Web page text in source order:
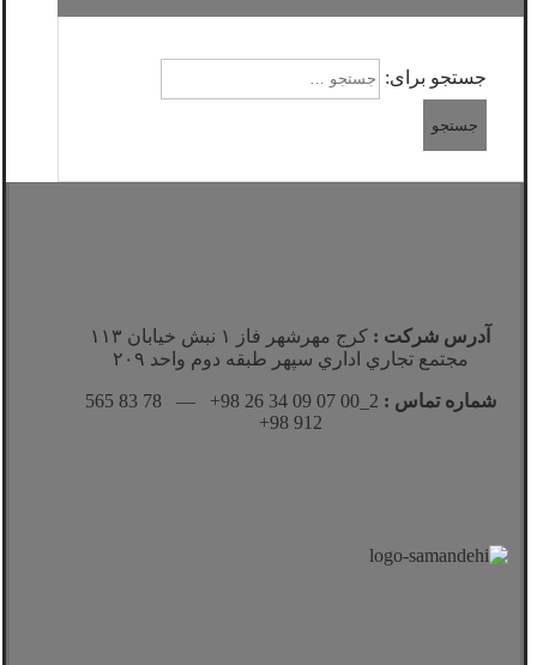
جستجو برای:
آدرس شرکت :
كرج مهرشهر فاز ١ نبش خيابان ١١٣
مجتمع تجاري اداري سپهر طبقه دوم واحد ٢٠٩
شماره تماس :
2_00 07 09 34 26 98+ — 78 83 565
912 98+